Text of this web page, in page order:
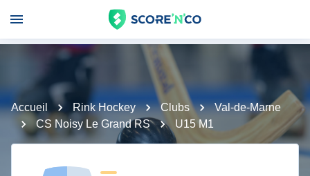
Accueil Rink Hockey Clubs
Val-de-Marne
CS Noisy Le Grand RS
U15 M1